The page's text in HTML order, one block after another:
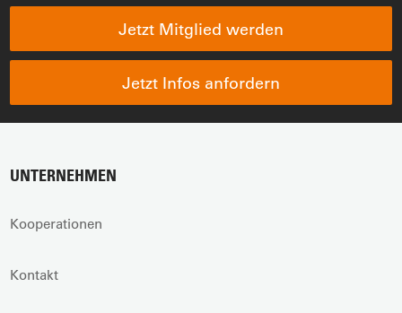
Jetzt Mitglied werden
Jetzt Infos anfordern
UNTERNEHMEN
Kooperationen
Kontakt